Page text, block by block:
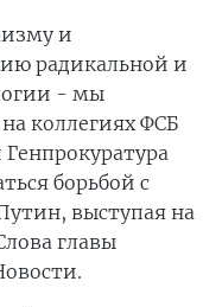
и
радикальной и
- мы
коллегиях ФСБ
борьбой с
выступая на
главы